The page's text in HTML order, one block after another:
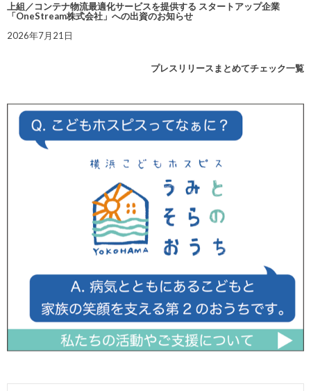
上組／コンテナ物流最適化サービスを提供する スタートアップ企業
「OneStream株式会社」への出資のお知らせ
2026年7月21日
プレスリリースまとめてチェック一覧